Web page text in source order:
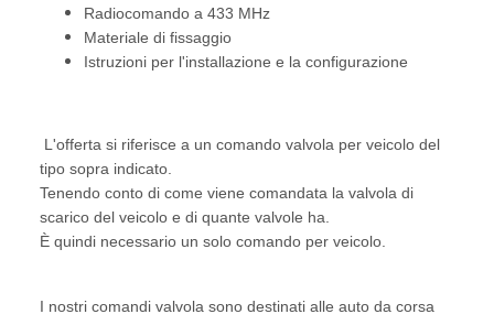
Radiocomando a 433 MHz
Materiale di fissaggio
Istruzioni per l'installazione e la configurazione
L'offerta si riferisce a un comando valvola per veicolo del
tipo sopra indicato.
Tenendo conto di come viene comandata la valvola di
scarico del veicolo e di quante valvole ha.
È quindi necessario un solo comando per veicolo.
I nostri comandi valvola sono destinati alle auto da corsa